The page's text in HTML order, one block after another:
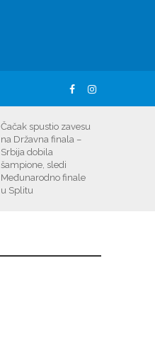
Čačak spustio zavesu
na Državna finala –
Srbija dobila
šampione, sledi
Međunarodno finale
u Splitu